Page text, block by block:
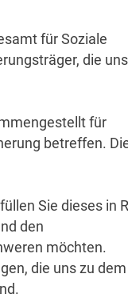
für Soziale
die
für
betreffen.
Sie dieses in
den
möchten.
die uns zu dem